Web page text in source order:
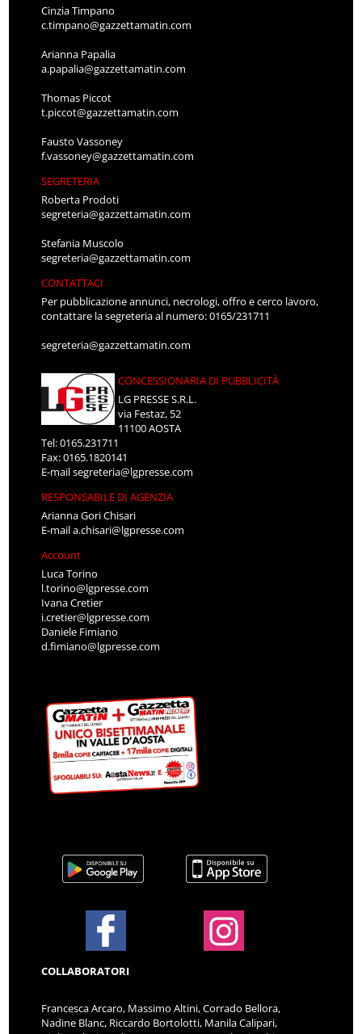
Cinzia Timpano
c.timpano@gazzettamatin.com
Arianna Papalia
a.papalia@gazzettamatin.com
Thomas Piccot
t.piccot@gazzettamatin.com
Fausto Vassoney
f.vassoney@gazzettamatin.com
SEGRETERIA
Roberta Prodoti
segreteria@gazzettamatin.com
Stefania Muscolo
segreteria@gazzettamatin.com
CONTATTACI
Per pubblicazione annunci, necrologi, offro e cerco lavoro,
contattare la segreteria al numero: 0165/231711
segreteria@gazzettamatin.com
CONCESSIONARIA DI PUBBLICITÀ
LG PRESSE S.R.L.
via Festaz, 52
11100 AOSTA
Tel: 0165.231711
Fax: 0165.1820141
E-mailsegreteria@lgpresse.com
RESPONSABILE DI AGENZIA
Arianna Gori Chisari
E-maila.chisari@lgpresse.com
Account
Luca Torino
l.torino@lgpresse.com
Ivana Cretier
i.cretier@lgpresse.com
Daniele Fimiano
d.fimiano@lgpresse.com
COLLABORATORI
Francesca Arcaro, Massimo Altini, Corrado Bellora,
Nadine Blanc, Riccardo Bortolotti, Manila Calipari,